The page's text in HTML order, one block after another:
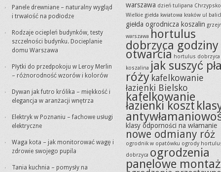
Panele drewniane – naturalny wygląd
i trwałość na podłodze
Rodzaje ociepleń budynków, testy
szczelności budynku. Docieplanie
domu Warszawa
Płytki do przedpokoju w Leroy Merlin
– różnorodność wzorów i kolorów
Dywan jak futro królika – miękkość i
elegancja w aranżacji wnętrza
Elektryk w Poznaniu – fachowe usługi
elektryczne
Waga kota – jak monitorować wagę i
zdrowie swojego pupila
Tania kuchnia – pomysły na
warszawa dzień tulipana Chrzypsko
Wielkie giełda kwiatowa kraków ul
giełda ogrodnicza koszalin
warszawa hortulus
dobrzyca godziny
otwarcia hortulus dobrzyca
koszalina jak suszyć
róży kafelkowanie
łazienki Bielsko
kafelkowanie
łazienki koszt
klasy odporności na włamanie
nowe odmiany róż
ogrodnik w opatówku ogrody
dobrzyca ogrodzenia
panelowe montaż